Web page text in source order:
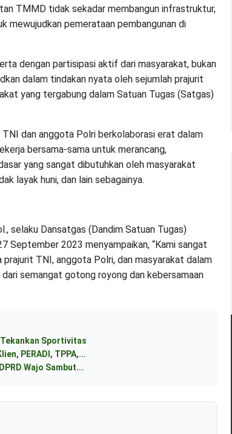
TMMD tidak sekadar membangun infrastruktur,
mewujudkan pemerataan pembangunan di
dengan partisipasi aktif dari masyarakat, bukan
dalam tindakan nyata oleh sejumlah prajurit
yang tergabung dalam Satuan Tugas (Satgas)
dan anggota Polri berkolaborasi erat dalam
bersama-sama untuk merancang,
yang sangat dibutuhkan oleh masyarakat
layak huni, dan lain sebagainya.
selaku Dansatgas (Dandim Satuan Tugas)
September 2023 menyampaikan, “Kami sangat
TNI, anggota Polri, dan masyarakat dalam
semangat gotong royong dan kebersamaan
Sportivitas
PERADI, TPPA,...
Wajo Sambut...